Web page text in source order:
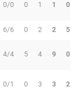
0/0 0 1 1 0
6/6 0 2 2 5
4/4 5 4 9 0
0/1 0 3 3 2